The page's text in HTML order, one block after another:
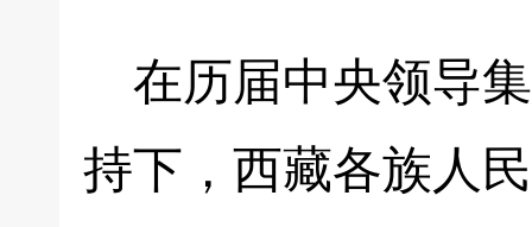
在历届中央领导
持下，西藏各族人